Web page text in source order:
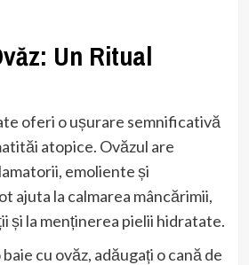
Un Ritual
oferi o ușurare semnificativă
atopice. Ovăzul are
emoliente și
ajuta la calmarea mâncărimii,
și la menținerea pielii hidratate.
cu ovăz, adăugați o cană de